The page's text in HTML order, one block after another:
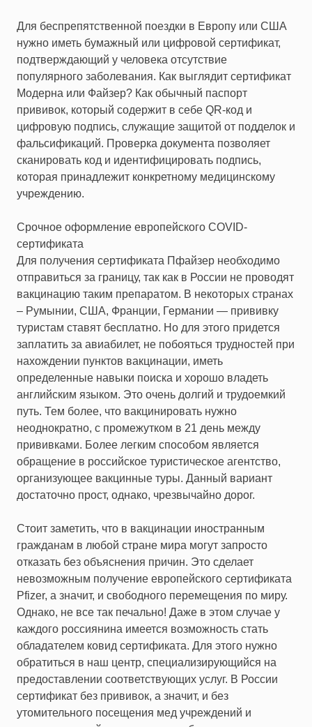
Для беспрепятственной поездки в Европу или США
нужно иметь бумажный или цифровой сертификат,
подтверждающий у человека отсутствие
популярного заболевания. Как выглядит сертификат
Модерна или Файзер? Как обычный паспорт
прививок, который содержит в себе QR-код и
цифровую подпись, служащие защитой от подделок и
фальсификаций. Проверка документа позволяет
сканировать код и идентифицировать подпись,
которая принадлежит конкретному медицинскому
учреждению.
Срочное оформление европейского COVID-
сертификата
Для получения сертификата Пфайзер необходимо
отправиться за границу, так как в России не проводят
вакцинацию таким препаратом. В некоторых странах
– Румынии, США, Франции, Германии — прививку
туристам ставят бесплатно. Но для этого придется
заплатить за авиабилет, не побояться трудностей при
нахождении пунктов вакцинации, иметь
определенные навыки поиска и хорошо владеть
английским языком. Это очень долгий и трудоемкий
путь. Тем более, что вакцинировать нужно
неоднократно, с промежутком в 21 день между
прививками. Более легким способом является
обращение в российское туристическое агентство,
организующее вакцинные туры. Данный вариант
достаточно прост, однако, чрезвычайно дорог.
Стоит заметить, что в вакцинации иностранным
гражданам в любой стране мира могут запросто
отказать без объяснения причин. Это сделает
невозможным получение европейского сертификата
Pfizer, а значит, и свободного перемещения по миру.
Однако, не все так печально! Даже в этом случае у
каждого россиянина имеется возможность стать
обладателем ковид сертификата. Для этого нужно
обратиться в наш центр, специализирующийся на
предоставлении соответствующих услуг. В России
сертификат без прививок, а значит, и без
утомительного посещения мед учреждений и